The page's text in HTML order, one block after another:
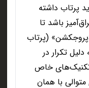
پرتاب داشته
باشد تا
(پرتاب
تکرار در
تکنیک‌های خاص
با همان